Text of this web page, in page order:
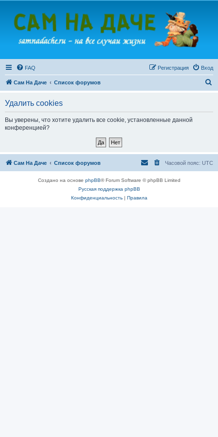
FAQ Вход
Регистрация
Сам На Даче Список форумов
Удалить cookies
Вы уверены, что хотите удалить все cookie, установленные данной
конференцией?
Сам На Даче Список форумов Часовой пояс: UTC
Создано на основе phpBB® Forum Software © phpBB Limited
Русская поддержка phpBB
Конфиденциальность| Правила